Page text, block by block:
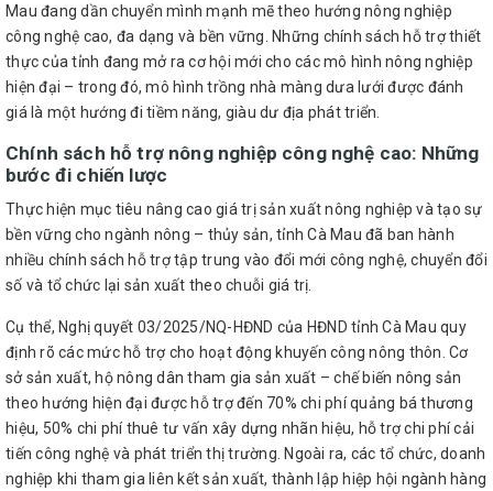
Mau đang dần chuyển mình mạnh mẽ theo hướng nông nghiệp
công nghệ cao, đa dạng và bền vững. Những chính sách hỗ trợ thiết
thực của tỉnh đang mở ra cơ hội mới cho các mô hình nông nghiệp
hiện đại – trong đó, mô hình trồng nhà màng dưa lưới được đánh
giá là một hướng đi tiềm năng, giàu dư địa phát triển.
Chính sách hỗ trợ nông nghiệp công nghệ cao: Những
bước đi chiến lược
Thực hiện mục tiêu nâng cao giá trị sản xuất nông nghiệp và tạo sự
bền vững cho ngành nông – thủy sản, tỉnh Cà Mau đã ban hành
nhiều chính sách hỗ trợ tập trung vào đổi mới công nghệ, chuyển đổi
số và tổ chức lại sản xuất theo chuỗi giá trị.
Cụ thể, Nghị quyết 03/2025/NQ-HĐND của HĐND tỉnh Cà Mau quy
định rõ các mức hỗ trợ cho hoạt động khuyến công nông thôn. Cơ
sở sản xuất, hộ nông dân tham gia sản xuất – chế biến nông sản
theo hướng hiện đại được hỗ trợ đến 70% chi phí quảng bá thương
hiệu, 50% chi phí thuê tư vấn xây dựng nhãn hiệu, hỗ trợ chi phí cải
tiến công nghệ và phát triển thị trường. Ngoài ra, các tổ chức, doanh
nghiệp khi tham gia liên kết sản xuất, thành lập hiệp hội ngành hàng